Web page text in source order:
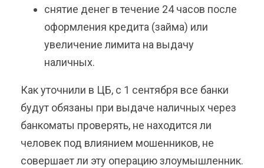
снятие денег в течение 24 часов после
оформления кредита (займа) или
увеличение лимита на выдачу
наличных.
Как уточнили в ЦБ, с 1 сентября все банки
будут обязаны при выдаче наличных через
банкоматы проверять, не находится ли
человек под влиянием мошенников, не
совершает ли эту операцию злоумышленник.